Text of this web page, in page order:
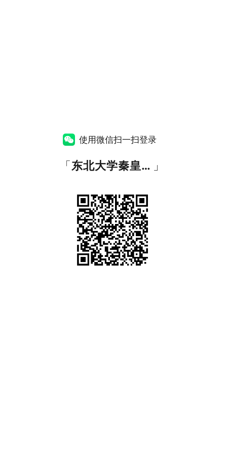
使用微信扫一扫登录
「 东北大学秦皇岛分校统一身份认证 」